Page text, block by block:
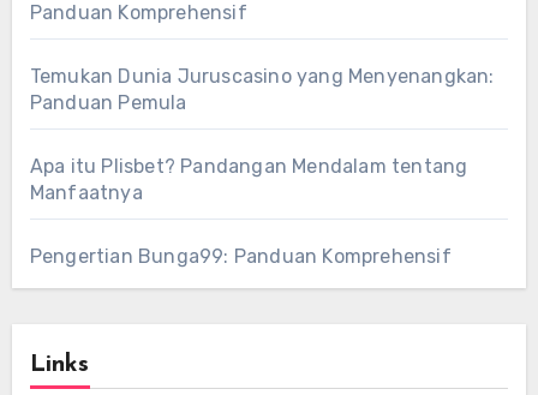
Panduan Komprehensif
Temukan Dunia Juruscasino yang Menyenangkan:
Panduan Pemula
Apa itu Plisbet? Pandangan Mendalam tentang
Manfaatnya
Pengertian Bunga99: Panduan Komprehensif
Links